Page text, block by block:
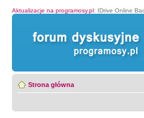
Aktualizacje na programosy.pl: IDrive Online
Strona główna